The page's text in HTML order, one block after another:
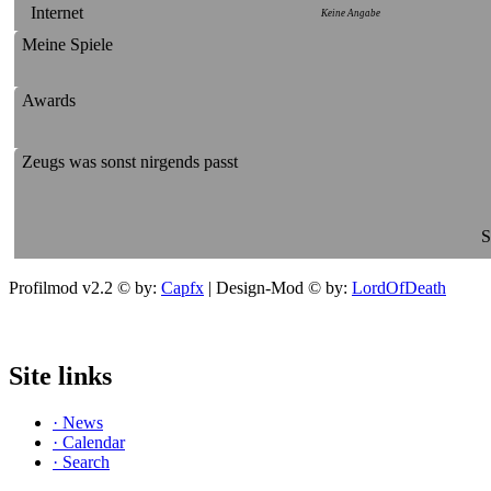
Internet Keine Angabe
Meine Spiele
Awards
Zeugs was sonst nirgends passt
Profilmod v2.2 © by: Capfx | Design-Mod © by: LordOfDeath
Site links
· News
· Calendar
· Search